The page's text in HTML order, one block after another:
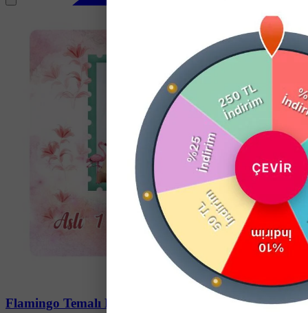
Flamingo Temalı Doğum Günü Magneti - 24 Adet